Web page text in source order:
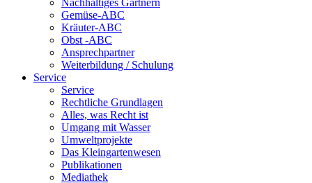
Nachhaltiges Gärtnern
Gemüse-ABC
Kräuter-ABC
Obst -ABC
Ansprechpartner
Weiterbildung / Schulung
Service
Service
Rechtliche Grundlagen
Alles, was Recht ist
Umgang mit Wasser
Umweltprojekte
Das Kleingartenwesen
Publikationen
Mediathek